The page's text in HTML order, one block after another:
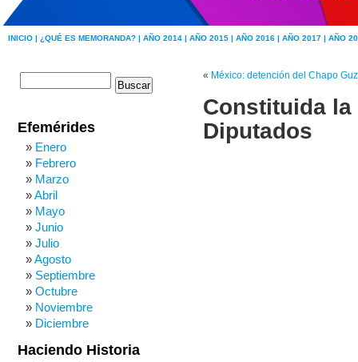
INICIO | ¿QUÉ ES MEMORANDA? | AÑO 2014 | AÑO 2015 | AÑO 2016 | AÑO 2017 | AÑO
« México: detención del Chapo
Constituida
Diputados
Efemérides
Enero
Febrero
Marzo
Abril
Mayo
Junio
Julio
Agosto
Septiembre
Octubre
Noviembre
Diciembre
Haciendo Historia